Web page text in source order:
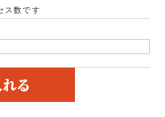
ス数です